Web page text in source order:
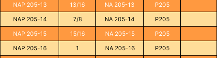
NAP 205-13
13/16 NA 205-13
P205
NAP 205-14
7/8 NA 205-14
P205
NAP 205-15
15/16 NA 205-15
P205
NAP 205-16
1 NA 205-16
P205